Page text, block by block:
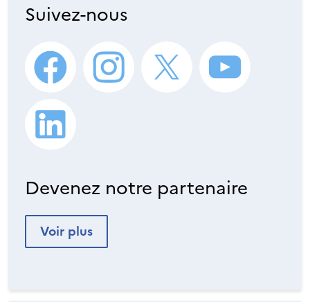
Suivez-nous
Devenez notre partenaire
Voir plus